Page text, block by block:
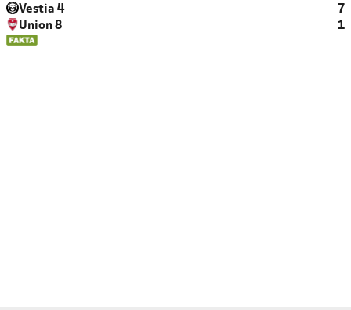
Vestia 4
7
Union 8
1